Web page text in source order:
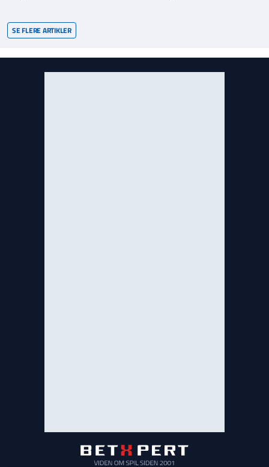
SE FLERE ARTIKLER